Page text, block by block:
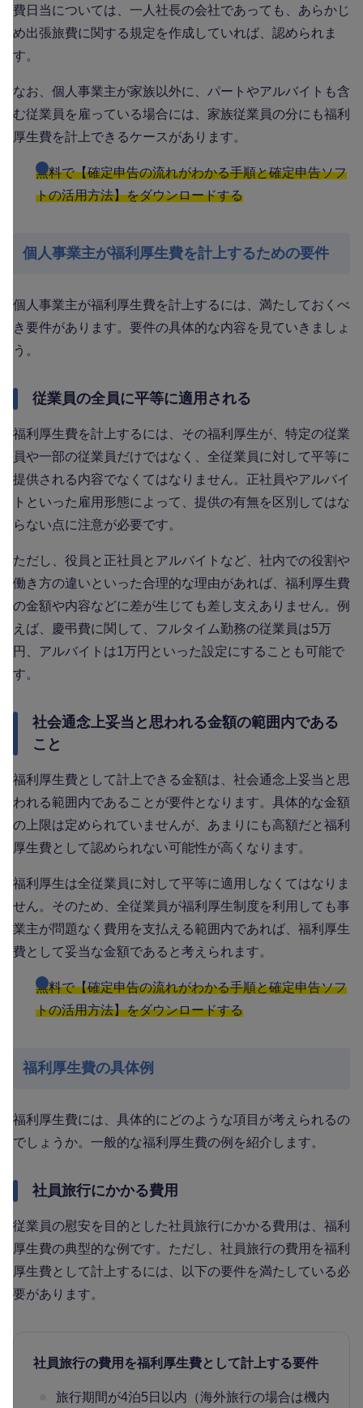
費日当については、一人社長の会社であっても、あらかじ
め出張旅費に関する規定を作成していれば、認められま
す。
なお、個人事業主が家族以外に、パートやアルバイトも含
む従業員を雇っている場合には、家族従業員の分にも福利
厚生費を計上できるケースがあります。
無料で【確定申告の流れがわかる手順と確定申告ソフ
トの活用方法】をダウンロードする
個人事業主が福利厚生費を計上するための要件
個人事業主が福利厚生費を計上するには、満たしておくべ
き要件があります。要件の具体的な内容を見ていきましょ
う。
従業員の全員に平等に適用される
福利厚生費を計上するには、その福利厚生が、特定の従業
員や一部の従業員だけではなく、全従業員に対して平等に
提供される内容でなくてはなりません。正社員やアルバイ
トといった雇用形態によって、提供の有無を区別してはな
らない点に注意が必要です。
ただし、役員と正社員とアルバイトなど、社内での役割や
働き方の違いといった合理的な理由があれば、福利厚生費
の金額や内容などに差が生じても差し支えありません。例
えば、慶弔費に関して、フルタイム勤務の従業員は5万
円、アルバイトは1万円といった設定にすることも可能で
す。
社会通念上妥当と思われる金額の範囲内である
こと
福利厚生費として計上できる金額は、社会通念上妥当と思
われる範囲内であることが要件となります。具体的な金額
の上限は定められていませんが、あまりにも高額だと福利
厚生費として認められない可能性が高くなります。
福利厚生は全従業員に対して平等に適用しなくてはなりま
せん。そのため、全従業員が福利厚生制度を利用しても事
業主が問題なく費用を支払える範囲内であれば、福利厚生
費として妥当な金額であると考えられます。
無料で【確定申告の流れがわかる手順と確定申告ソフ
トの活用方法】をダウンロードする
福利厚生費の具体例
福利厚生費には、具体的にどのような項目が考えられるの
でしょうか。一般的な福利厚生費の例を紹介します。
社員旅行にかかる費用
従業員の慰安を目的とした社員旅行にかかる費用は、福利
厚生費の典型的な例です。ただし、社員旅行の費用を福利
厚生費として計上するには、以下の要件を満たしている必
要があります。
社員旅行の費用を福利厚生費として計上する要件
旅行期間が4泊5日以内（海外旅行の場合は機内